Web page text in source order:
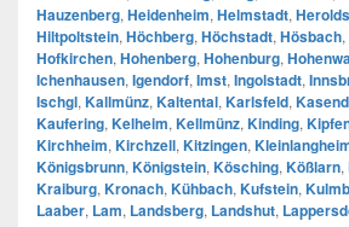
Hauzenberg, Heidenheim, Helmstadt,
Hiltpoltstein, Höchberg, Höchstadt, Hösbach,
Hofkirchen, Hohenberg, Hohenburg,
Ichenhausen, Igendorf, Imst, Ingolstadt,
Ischgl, Kallmünz, Kaltental, Karlsfeld,
Kaufering, Kelheim, Kellmünz, Kinding,
Kirchheim, Kirchzell, Kitzingen,
Königsbrunn, Königstein, Kösching, Kößlarn,
Kraiburg, Kronach, Kühbach, Kufstein,
Laaber, Lam, Landsberg, Landshut,